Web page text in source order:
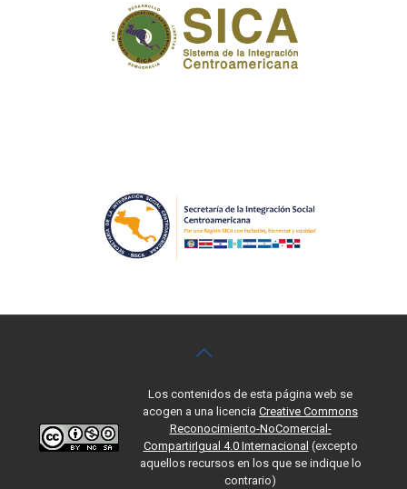
Los contenidos de esta página web se
acogen a una licencia Creative Commons
Reconocimiento-NoComercial-
CompartirIgual 4.0 Internacional (excepto
aquellos recursos en los que se indique lo
contrario)